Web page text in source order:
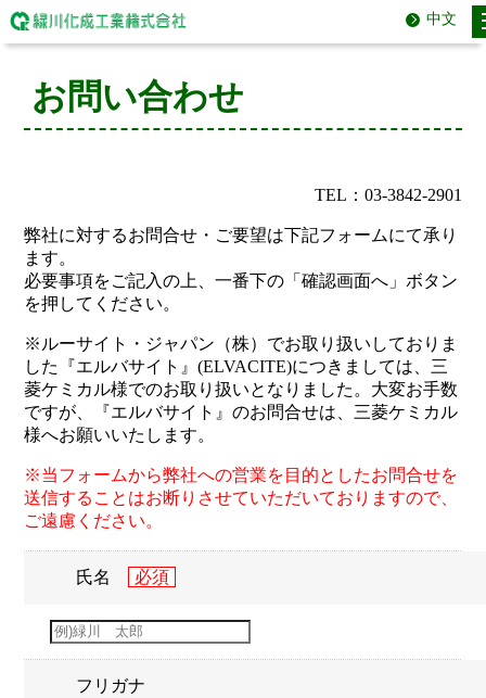
中文
お問い合わせ
TEL：03-3842-2901
弊社に対するお問合せ・ご要望は下記フォームにて承り
ます。
必要事項をご記入の上、一番下の「確認画面へ」ボタン
を押してください。
※ルーサイト・ジャパン（株）でお取り扱いしておりま
した『エルバサイト』(ELVACITE)につきましては、三
菱ケミカル様でのお取り扱いとなりました。大変お手数
ですが、『エルバサイト』のお問合せは、三菱ケミカル
様へお願いいたします。
※当フォームから弊社への営業を目的としたお問合せを
送信することはお断りさせていただいておりますので、
ご遠慮ください。
氏名
フリガナ